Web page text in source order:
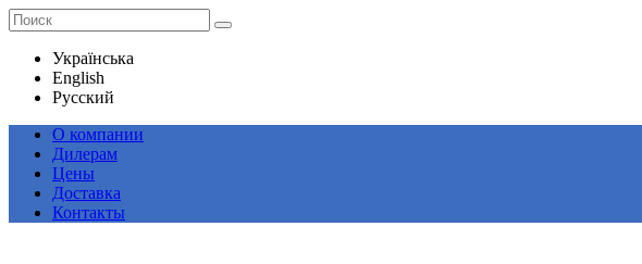
Українська
English
Русский
О компании
Дилерам
Цены
Доставка
Контакты